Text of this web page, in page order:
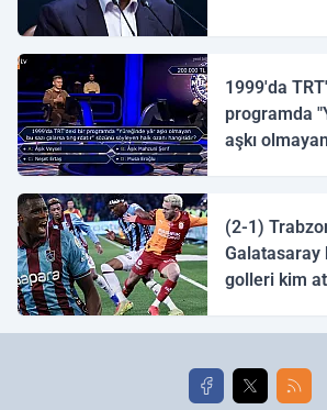
1999'da
programda
aşkı
(2-1)
Galatasaray
golleri kim
golleri!